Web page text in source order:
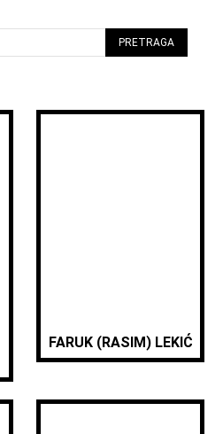
PRETRAGA
FARUK (RASIM) LEKIĆ